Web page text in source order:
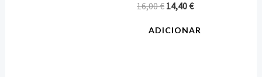
16,00€ 14,40€
ADICIONAR